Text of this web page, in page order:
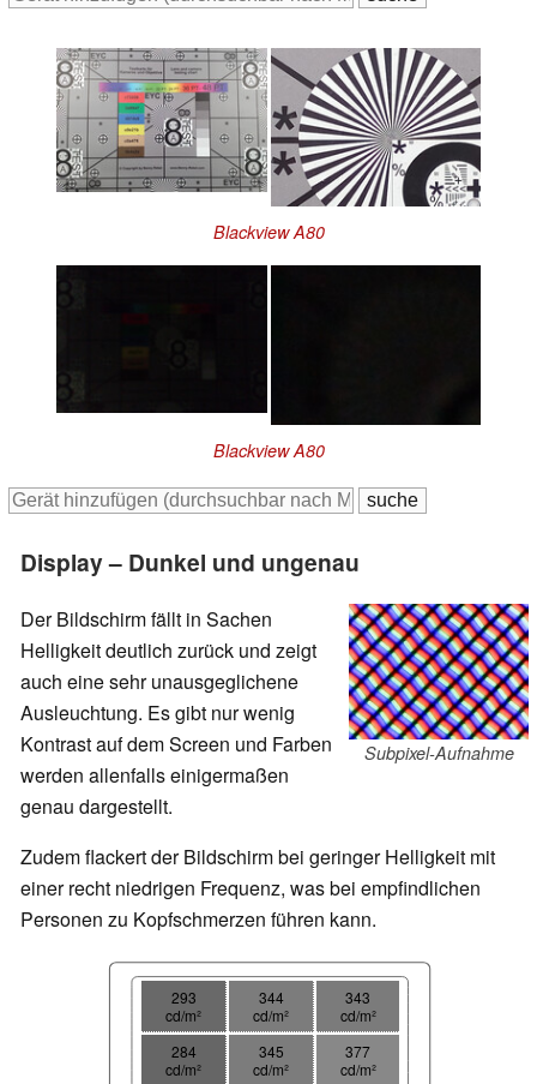
Blackview A80
Blackview A80
Display – Dunkel und ungenau
Subpixel-Aufnahme
Der Bildschirm fällt in Sachen
Helligkeit deutlich zurück und zeigt
auch eine sehr unausgeglichene
Ausleuchtung. Es gibt nur wenig
Kontrast auf dem Screen und Farben
werden allenfalls einigermaßen
genau dargestellt.
Zudem flackert der Bildschirm bei geringer Helligkeit mit
einer recht niedrigen Frequenz, was bei empfindlichen
Personen zu Kopfschmerzen führen kann.
293
cd/m²
344
cd/m²
343
cd/m²
284
cd/m²
345
cd/m²
377
cd/m²